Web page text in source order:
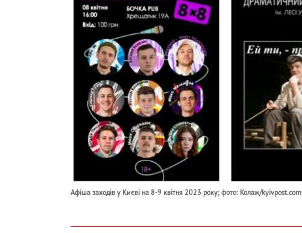
Афіша заходів у Києві на 8-9 квітня 2023 року; фото: Колаж/kyivpost.com